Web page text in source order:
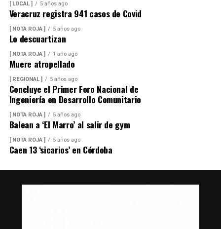
[ LOCAL ] 5 años ago
Veracruz registra 941 casos de Covid
[ NOTA ROJA ] 5 años ago
Lo descuartizan
[ NOTA ROJA ] 1 año ago
Muere atropellado
[ REGIONAL ] 5 años ago
Concluye el Primer Foro Nacional de
Ingeniería en Desarrollo Comunitario
[ NOTA ROJA ] 5 años ago
Balean a ‘El Marro’ al salir de gym
[ NOTA ROJA ] 5 años ago
Caen 13 ‘sicarios’ en Córdoba